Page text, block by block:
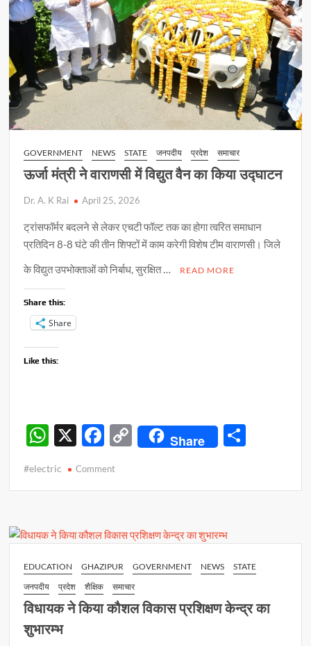
GOVERNMENT NEWS STATE जनपदीय प्रदेश समाचार
ऊर्जा मंत्री ने वाराणसी में विद्युत वैन का किया उद्घाटन
Dr. A. K Rai April 25, 2026
ट्रांसफॉर्मर बदलने से लेकर एचटी फॉल्ट तक का होगा त्वरित समाधान
प्रतिदिन 8-8 घंटे की तीन शिफ्टों में काम करेगी विशेष टीम वाराणसी। जिले
के विद्युत उपभोक्ताओं को निर्बाध, सुरक्षित …
READ MORE
Share this:
Share
Like this:
W
at
A
p
p
X
F
e
o
o
k
C
o
Li
n
k
Share
#electric Commenton
वाराणसी
में
वैन
का
किया
EDUCATION GHAZIPUR GOVERNMENT NEWS
STATE
जनपदीय
प्रदेश शैक्षिक समाचार
विधायक ने किया कौशल विकास प्रशिक्षण केन्द्र का
शुभारम्भ